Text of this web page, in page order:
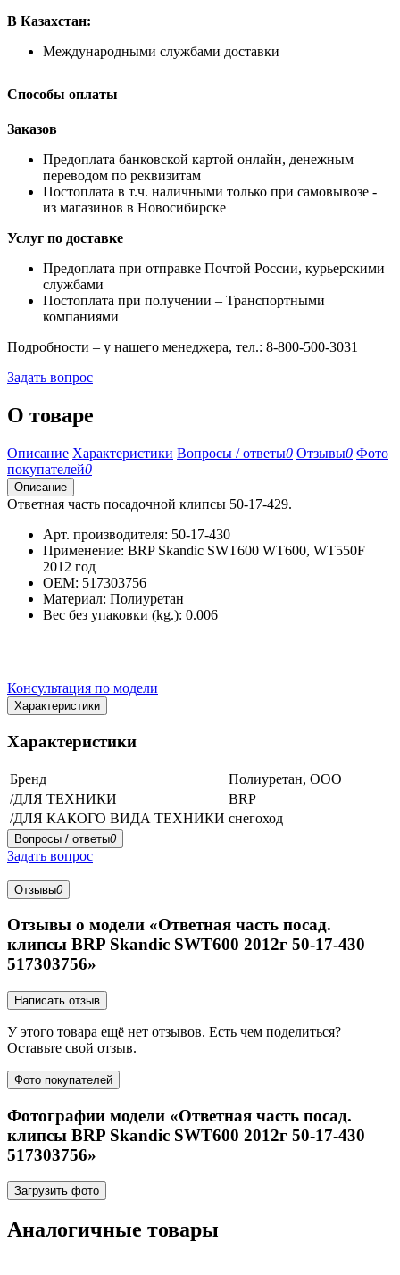
В Казахстан:
Международными службами доставки
Способы оплаты
Заказов
Предоплата банковской картой онлайн, денежным
переводом по реквизитам
Постоплата в т.ч. наличными только при самовывозе -
из магазинов в Новосибирске
Услуг по доставке
Предоплата при отправке Почтой России, курьерскими
службами
Постоплата при получении – Транспортными
компаниями
Подробности – у нашего менеджера, тел.: 8-800-500-3031
Задать вопрос
О товаре
Описание Характеристики Вопросы / ответы0 Отзывы0 Фото
покупателей0
Описание
Ответная часть посадочной клипсы 50-17-429.
Арт. производителя: 50-17-430
Применение: BRP Skandic SWT600 WT600, WT550F
2012 год
OEM: 517303756
Материал: Полиуретан
Вес без упаковки (kg.): 0.006
Консультация по модели
Характеристики
Характеристики
Бренд
Полиуретан, ООО
/ДЛЯ ТЕХНИКИ
BRP
/ДЛЯ КАКОГО ВИДА ТЕХНИКИ снегоход
Вопросы / ответы0
Задать вопрос
Отзывы0
Отзывы о модели «Ответная часть посад.
клипсы BRP Skandic SWT600 2012г 50-17-430
517303756»
Написать отзыв
У этого товара ещё нет отзывов. Есть чем поделиться?
Оставьте свой отзыв.
Фото покупателей
Фотографии модели «Ответная часть посад.
клипсы BRP Skandic SWT600 2012г 50-17-430
517303756»
Загрузить фото
Аналогичные товары